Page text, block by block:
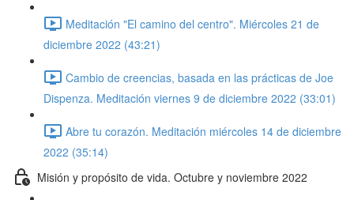
Meditación "El camino del centro". Miércoles 21 de
diciembre 2022 (43:21)
Cambio de creencias, basada en las prácticas de Joe
Dispenza. Meditación viernes 9 de diciembre 2022 (33:01)
Abre tu corazón. Meditación miércoles 14 de diciembre
2022 (35:14)
Misión y propósito de vida. Octubre y noviembre 2022